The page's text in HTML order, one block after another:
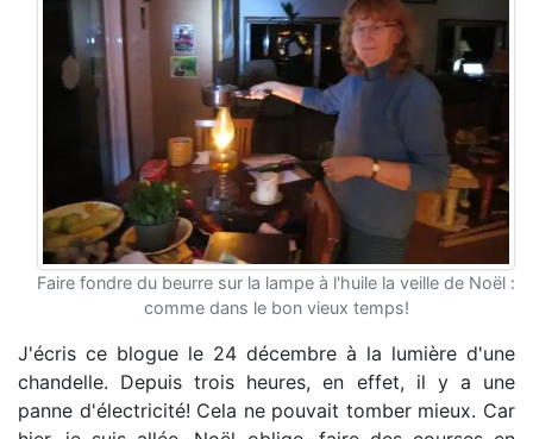
Faire fondre du beurre sur la lampe à l'huile la veille de Noël :
comme dans le bon vieux temps!
J'écris ce blogue le 24 décembre à la lumière d'une
chandelle. Depuis trois heures, en effet, il y a une
panne d'électricité! Cela ne pouvait tomber mieux. Car